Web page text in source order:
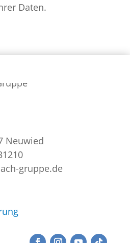
Daten.
Neuwied
gruppe.de